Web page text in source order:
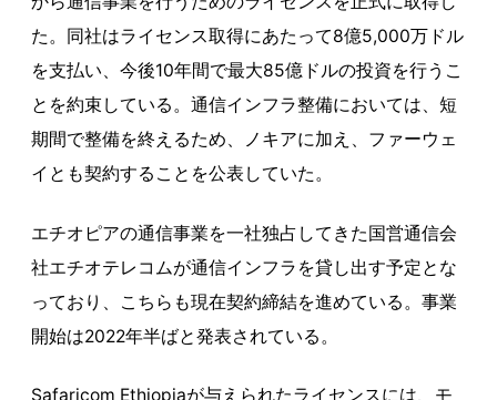
た。同社はライセンス取得にあたって8億5,000万ドル
を支払い、今後10年間で最大85億ドルの投資を行うこ
とを約束している。通信インフラ整備においては、短
期間で整備を終えるため、ノキアに加え、ファーウェ
イとも契約することを公表していた。
エチオピアの通信事業を一社独占してきた国営通信会
社エチオテレコムが通信インフラを貸し出す予定とな
っており、こちらも現在契約締結を進めている。事業
開始は2022年半ばと発表されている。
Safaricom Ethiopiaが与えられたライセンスには、モ